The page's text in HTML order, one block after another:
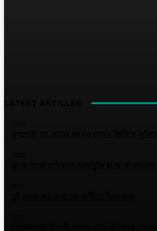
টুথপেস্ট নয়, ঘরের আরও যেসব জিনিসে